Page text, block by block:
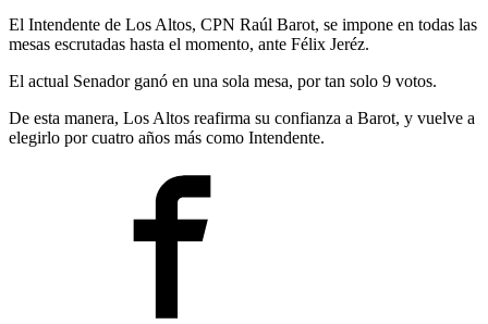
El Intendente de Los Altos, CPN Raúl Barot, se impone en todas las
mesas escrutadas hasta el momento, ante Félix Jeréz.
El actual Senador ganó en una sola mesa, por tan solo 9 votos.
De esta manera, Los Altos reafirma su confianza a Barot, y vuelve a
elegirlo por cuatro años más como Intendente.